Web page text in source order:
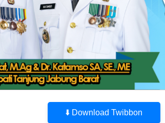
⬇️ Download Twibbon